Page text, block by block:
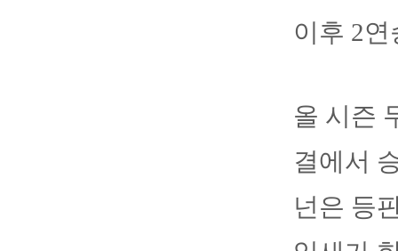
이후 2
올 시즌
결에서
넌은 등